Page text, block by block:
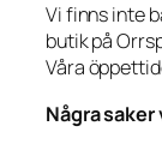
Vi finns inte
butik på
Våra
Några